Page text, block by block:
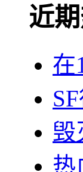
近期
在
毁
热